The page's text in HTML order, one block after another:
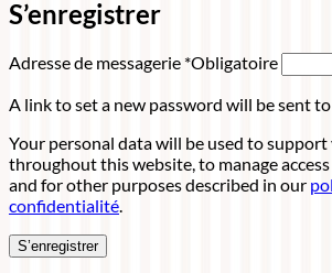
S’enregistrer
Adresse de messagerie *Obligatoire
A link to set a new password will be sent
Your personal data will be used to
throughout this website, to manage
and for other purposes described in our
confidentialité
S’enregistrer